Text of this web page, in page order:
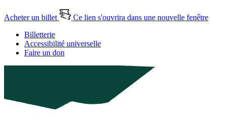
Acheter un billet
Ce lien s'ouvrira dans une nouvelle fenêtre
Billetterie
Accessibilité universelle
Faire un don